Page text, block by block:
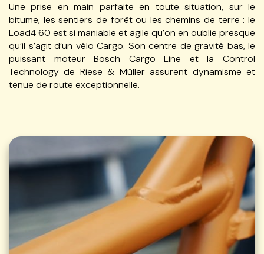
Une prise en main parfaite en toute situation, sur le
bitume, les sentiers de forêt ou les chemins de terre : le
Load4 60 est si maniable et agile qu’on en oublie presque
qu’il s’agit d’un vélo Cargo. Son centre de gravité bas, le
puissant moteur Bosch Cargo Line et la Control
Technology de Riese & Müller assurent dynamisme et
tenue de route exceptionnelle.